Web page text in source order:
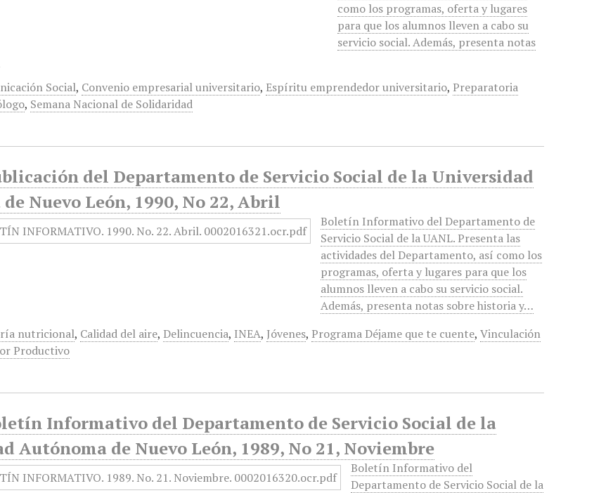
como los programas, oferta y lugares
para que los alumnos lleven a cabo su
servicio social. Además, presenta notas
Social, Convenio empresarial universitario, Espíritu emprendedor universitario, Preparatoria
, Semana Nacional de Solidaridad
del Departamento de Servicio Social de la Universidad
Nuevo León, 1990, No 22, Abril
Boletín Informativo del Departamento de
Servicio Social de la UANL. Presenta las
actividades del Departamento, así como los
programas, oferta y lugares para que los
alumnos lleven a cabo su servicio social.
Además, presenta notas sobre historia y…
nutricional, Calidad del aire, Delincuencia, INEA, Jóvenes, Programa Déjame que te cuente,Vinculación
Productivo
Informativo del Departamento de Servicio Social de la
Autónoma de Nuevo León, 1989, No 21, Noviembre
Boletín Informativo del
Departamento de Servicio Social de la